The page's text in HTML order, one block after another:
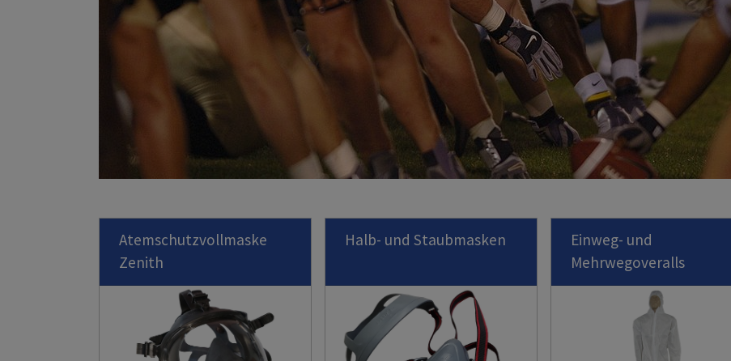
Atemschutzvollmaske
Zenith
Halb- und Staubmasken
Einweg- und
Mehrwegoveralls